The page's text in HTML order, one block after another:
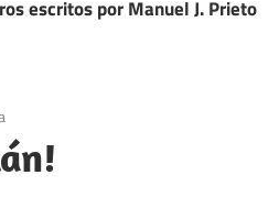
escritos por Manuel J. Prieto